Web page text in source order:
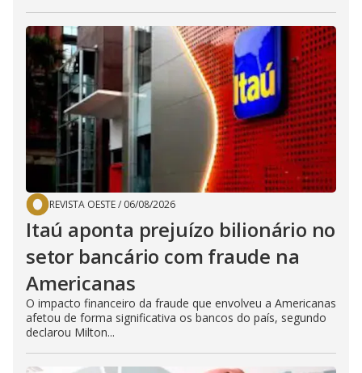
REVISTA OESTE/ 06/08/2026
Itaú aponta prejuízo bilionário no
setor bancário com fraude na
Americanas
O impacto financeiro da fraude que envolveu a Americanas
afetou de forma significativa os bancos do país, segundo
declarou Milton...